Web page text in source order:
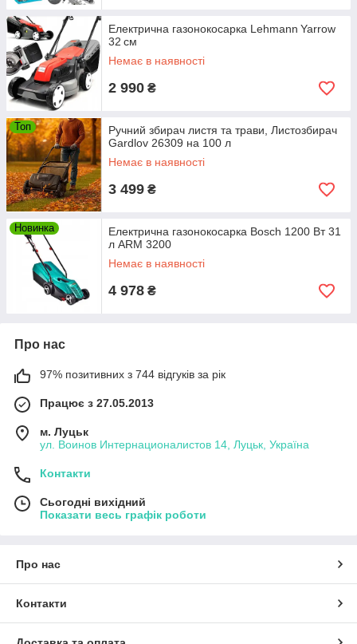
Електрична газонокосарка Lehmann Yarrow
32 см
Немає в наявності
2 990 ₴
Топ
Ручний збирач листя та трави, Листозбирач
Gardlov 26309 на 100 л
Немає в наявності
3 499 ₴
Новинка
Електрична газонокосарка Bosch 1200 Вт 31
л ARM 3200
Немає в наявності
4 978 ₴
Про нас
97% позитивних з 744 відгуків за рік
Працює з 27.05.2013
м. Луцьк
ул. Воинов Интернационалистов 14, Луцьк, Україна
Контакти
Сьогодні вихідний
Показати весь графік роботи
Про нас
Контакти